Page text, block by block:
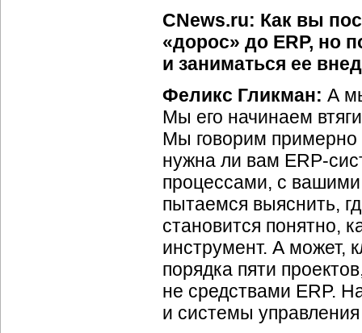
CNews.ru: Как вы
«дорос» до ERP, но
и заниматься ее
Феликс Гликман: А
Мы его начинаем
Мы говорим
нужна ли вам ERP-
процессами, с
пытаемся выяснить,
становится понятно,
инструмент. А может,
порядка пяти
не средствами ERP.
и системы